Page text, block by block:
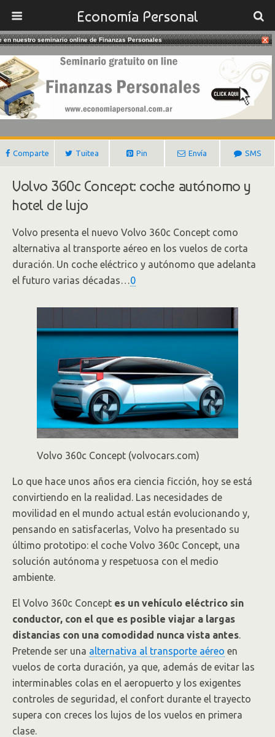
Economía Personal
05/02/2019
Volvo 360c, El Auto Del Futuro
Gustavo Ibañez Padilla
Comparte Tuitea Pin Envía SMS
Volvo 360c Concept: coche autónomo y
hotel de lujo
Volvo presenta el nuevo Volvo 360c Concept como
alternativa al transporte aéreo en los vuelos de corta
duración. Un coche eléctrico y autónomo que adelanta
el futuro varias décadas…0
Volvo 360c Concept (volvocars.com)
Lo que hace unos años era ciencia ficción, hoy se está
convirtiendo en la realidad. Las necesidades de
movilidad en el mundo actual están evolucionando y,
pensando en satisfacerlas, Volvo ha presentado su
último prototipo: el coche Volvo 360c Concept, una
solución autónoma y respetuosa con el medio
ambiente.
El Volvo 360c Concept es un vehículo eléctrico sin
conductor, con el que es posible viajar a largas
distancias con una comodidad nunca vista antes
Pretende ser una alternativa al transporte aéreo en
vuelos de corta duración, ya que, además de evitar las
interminables colas en el aeropuerto y los exigentes
controles de seguridad, el confort durante el trayecto
supera con creces los lujos de los vuelos en primera
clase.
en nuestro seminario online de Finanzas Personales